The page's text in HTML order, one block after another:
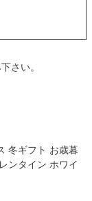
さい。
冬ギフト お歳暮
ンタイン ホワイ